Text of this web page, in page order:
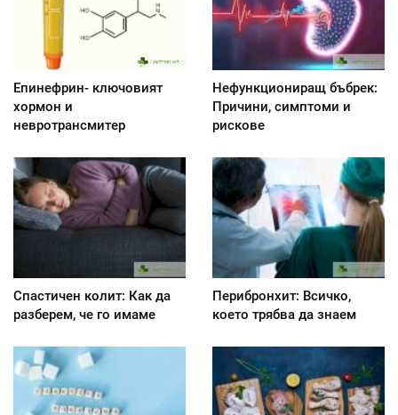
Епинефрин- ключовият
хормон и
невротрансмитер
Нефункциониращ бъбрек:
Причини, симптоми и
рискове
Спастичен колит: Как да
разберем, че го имаме
Перибронхит: Всичко,
което трябва да знаем